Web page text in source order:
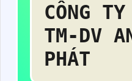
CÔNG
TM-DV
PHÁT